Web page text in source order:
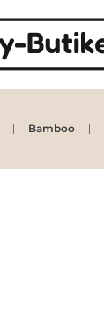
Bamboo